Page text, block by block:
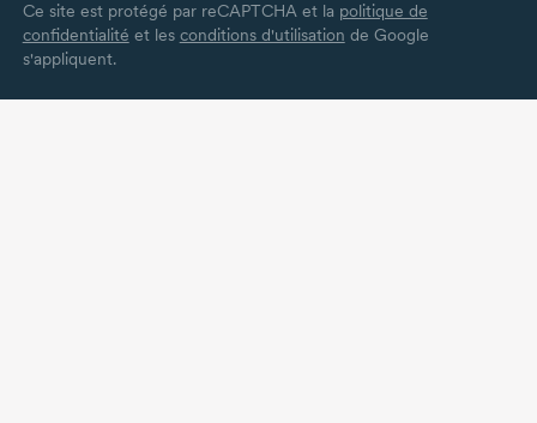
Ce site est protégé par reCAPTCHA et la politique de
confidentialité et les conditions d'utilisation de Google
s'appliquent.